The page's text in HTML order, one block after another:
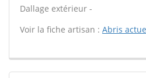
Dallage extérieur -
Voir la fiche artisan : Abris